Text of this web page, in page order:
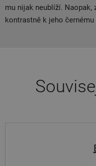
mu nijak neublíží. Naopak,
kontrastně k jeho černému